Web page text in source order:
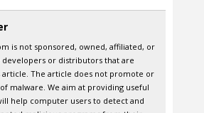
is not sponsored, owned, affiliated, or
or distributors that are
The article does not promote or
malware. We aim at providing useful
help computer users to detect and